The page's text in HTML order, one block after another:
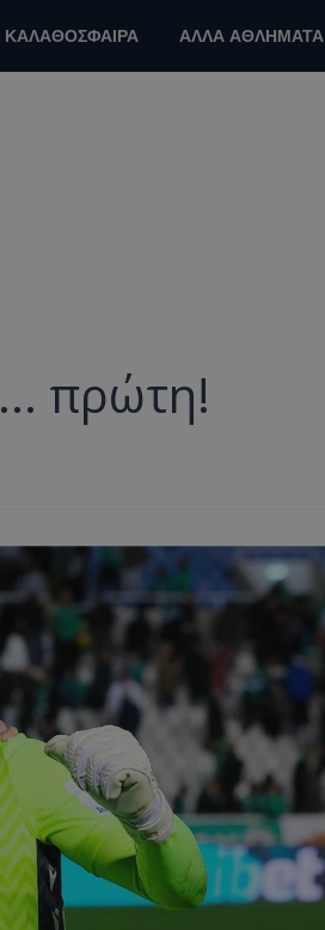
ΚΑΛΑΘΟΣΦΑΙΡΑ ΑΛΛΑ ΑΘΛΗΜΑΤΑ
πρώτη!